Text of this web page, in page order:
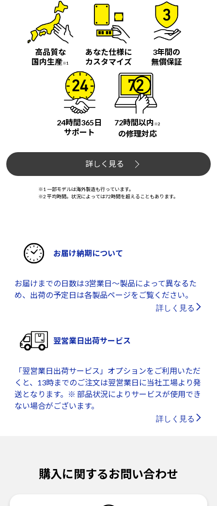
高品質な
国内生産※1
あなた仕様に
カスタマイズ
3年間の
無償保証
24時間365日
サポート
72時間以内 ※2
の修理対応
詳しく見る
※1 一部モデルは海外製造も行っています。
※2 平均時間。状況によっては72時間を超えることもあります。
お届け納期について
お届けまでの日数は3営業日～製品によって異なるた
め、出荷の予定日は各製品ページをご覧ください。
詳しく見る
翌営業日出荷サービス
「翌営業日出荷サービス」オプションをご利用いただ
くと、13時までのご注文は翌営業日に当社工場より発
送となります。※ 部品状況によりサービスが使用でき
ない場合がございます。
詳しく見る
購入に関するお問い合わせ